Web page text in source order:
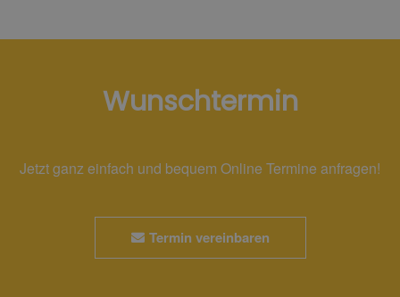
Wunschtermin
Jetzt ganz einfach und bequem Online Termine anfragen!
Termin vereinbaren